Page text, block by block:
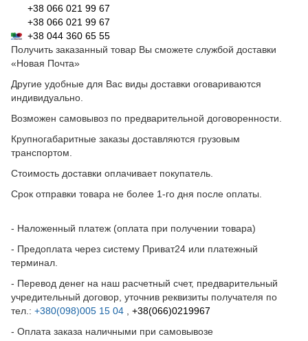
+38 066 021 99 67
+38 066 021 99 67
+38 044 360 65 55
Получить заказанный товар Вы сможете службой доставки
«Новая Почта»
Другие удобные для Вас виды доставки оговариваются
индивидуально.
Возможен самовывоз по предварительной договоренности.
Крупногабаритные заказы доставляются грузовым
транспортом.
Стоимость доставки оплачивает покупатель.
Срок отправки товара не более 1-го дня после оплаты.
- Наложенный платеж (оплата при получении товара)
- Предоплата через систему Приват24 или платежный
терминал.
- Перевод денег на наш расчетный счет, предварительный
учредительный договор, уточнив реквизиты получателя по
тел.: +380(098)005 15 04
+38(066)0219967
- Оплата заказа наличными при самовывозе